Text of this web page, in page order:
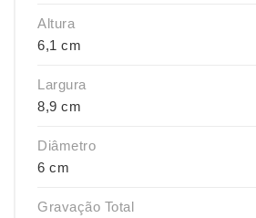
Altura
6,1 cm
Largura
8,9 cm
Diâmetro
6 cm
Gravação Total